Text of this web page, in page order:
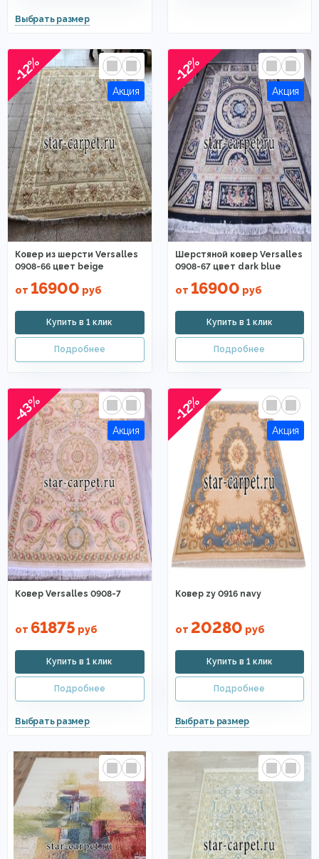
-12%
Ковер из шерсти Versalles
0908-66 цвет beige
от 16900 руб
-12%
Шерстяной ковер Versalles
0908-67 цвет dark blue
от 16900 руб
-43%
Ковер Versalles 0908-7
от 61875 руб
-12%
Ковер zy 0916 navy
от 20280 руб